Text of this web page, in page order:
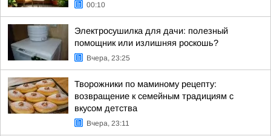
00:10
Электросушилка для дачи: полезный
помощник или излишняя роскошь?
Вчера, 23:25
Творожники по маминому рецепту:
возвращение к семейным традициям с
вкусом детства
Вчера, 23:11